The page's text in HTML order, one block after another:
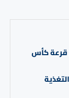
قرعة كأس